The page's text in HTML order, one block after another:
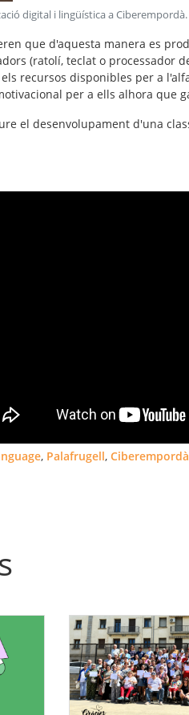
digital i lingüística a Ciberempordà.
que d'aquesta manera es
(ratolí, teclat o processador
recursos disponibles per a
per a ells alhora que
el desenvolupament d'una
, Palafrugell, Ciberempordà